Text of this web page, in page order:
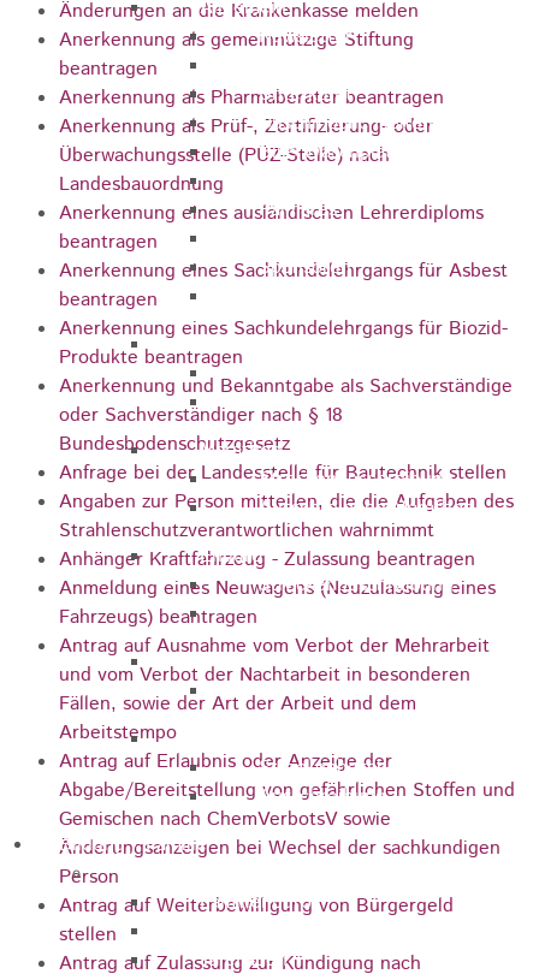
Allgemein
Newsletter
Unterkunft
Duschmöglichkeiten
Bike Waschplatz
Palmares
Sponsoren
Streckenbeschreibung
Ausschreibung
Marathon
Streckenbeschreibung
Ausschreibung Marathon
Enduro
Streckenbeschreibung
Pumptrack
Ausschreibung
Streckenbeschreibung
Ausschreibung
Bildung / Familie
Familienbüro
Tafelladen
Änderungen an die Krankenkasse melden
Anerkennung als gemeinnützige Stiftung
beantragen
Anerkennung als Pharmaberater beantragen
Anerkennung als Prüf-, Zertifizierung- oder
Überwachungsstelle (PÜZ-Stelle) nach
Landesbauordnung
Anerkennung eines ausländischen Lehrerdiploms
beantragen
Anerkennung eines Sachkundelehrgangs für Asbest
beantragen
Anerkennung eines Sachkundelehrgangs für Biozid-
Produkte beantragen
Anerkennung und Bekanntgabe als Sachverständige
oder Sachverständiger nach § 18
Bundesbodenschutzgesetz
Anfrage bei der Landesstelle für Bautechnik stellen
Angaben zur Person mitteilen, die die Aufgaben des
Strahlenschutzverantwortlichen wahrnimmt
Anhänger Kraftfahrzeug - Zulassung beantragen
Anmeldung eines Neuwagens (Neuzulassung eines
Fahrzeugs) beantragen
Antrag auf Ausnahme vom Verbot der Mehrarbeit
und vom Verbot der Nachtarbeit in besonderen
Fällen, sowie der Art der Arbeit und dem
Arbeitstempo
Antrag auf Erlaubnis oder Anzeige der
Abgabe/Bereitstellung von gefährlichen Stoffen und
Gemischen nach ChemVerbotsV sowie
Änderungsanzeigen bei Wechsel der sachkundigen
Person
Antrag auf Weiterbewilligung von Bürgergeld
stellen
Antrag auf Zulassung zur Kündigung nach